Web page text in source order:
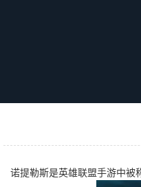
诺提勒斯是英雄联盟手游中被